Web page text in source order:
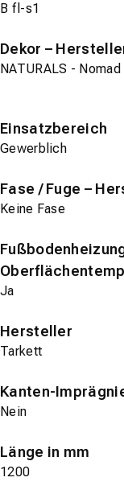
B fl-s1
Dekor –
NATURALS -
Einsatzbereich
Gewerblich
Fase / Fuge –
Keine Fase
Ja
Hersteller
Tarkett
Kanten-
Nein
Länge in mm
1200